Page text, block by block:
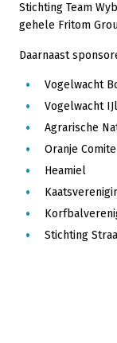
Stichting Team
gehele Fritom
Daarnaast
Vogelwacht
Vogelwacht
Agrarische
Oranje
Heamiel
Stichting